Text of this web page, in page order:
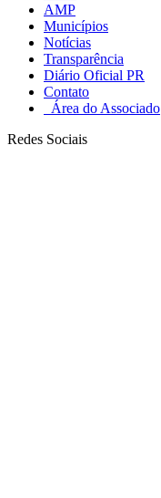
AMP
Municípios
Notícias
Transparência
Diário Oficial PR
Contato
Área do Associado
Redes Sociais